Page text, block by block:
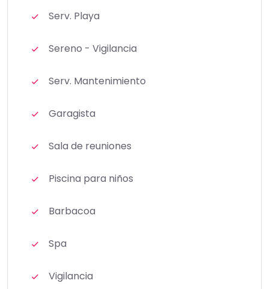
Serv. Playa
Sereno - Vigilancia
Serv. Mantenimiento
Garagista
Sala de reuniones
Piscina para niños
Barbacoa
Spa
Vigilancia